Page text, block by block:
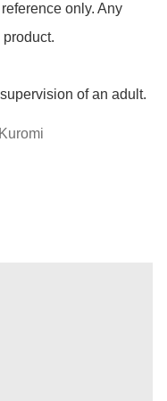
only. Any
of an adult.
Kuromi